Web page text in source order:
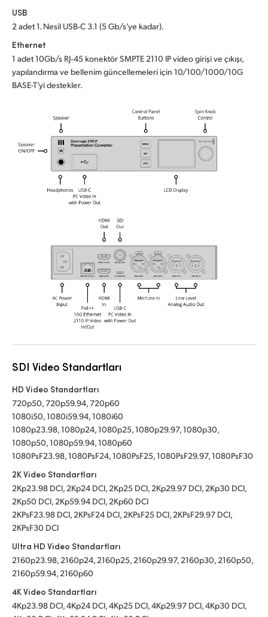
USB
2 adet 1. Nesil USB-C 3.1 (5 Gb/s’ye kadar).
Ethernet
1 adet 10Gb/s RJ‑45 konektör SMPTE 2110 IP video girişi ve çıkışı,
yapılandırma ve bellenim güncellemeleri için 10/100/1000/10G
BASE-T’yi destekler.
SDI Video Standartları
HD Video Standartları
720p50, 720p59.94, 720p60
1080i50, 1080i59.94, 1080i60
1080p23.98, 1080p24, 1080p25, 1080p29.97, 1080p30,
1080p50, 1080p59.94, 1080p60
1080PsF23.98, 1080PsF24, 1080PsF25, 1080PsF29.97, 1080PsF30
2K Video Standartları
2Kp23.98 DCI, 2Kp24 DCI, 2Kp25 DCI, 2Kp29.97 DCI, 2Kp30 DCI,
2Kp50 DCI, 2Kp59.94 DCI, 2Kp60 DCI
2KPsF23.98 DCI, 2KPsF24 DCI, 2KPsF25 DCI, 2KPsF29.97 DCI,
2KPsF30 DCI
Ultra HD Video Standartları
2160p23.98, 2160p24, 2160p25, 2160p29.97, 2160p30, 2160p50,
2160p59.94, 2160p60
4K Video Standartları
4Kp23.98 DCI, 4Kp24 DCI, 4Kp25 DCI, 4Kp29.97 DCI, 4Kp30 DCI,